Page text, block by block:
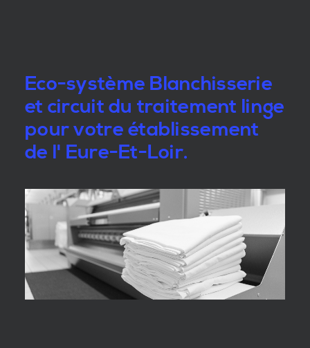
Eco-système Blanchisserie
et circuit du traitement linge
pour votre établissement
de l' Eure-Et-Loir.